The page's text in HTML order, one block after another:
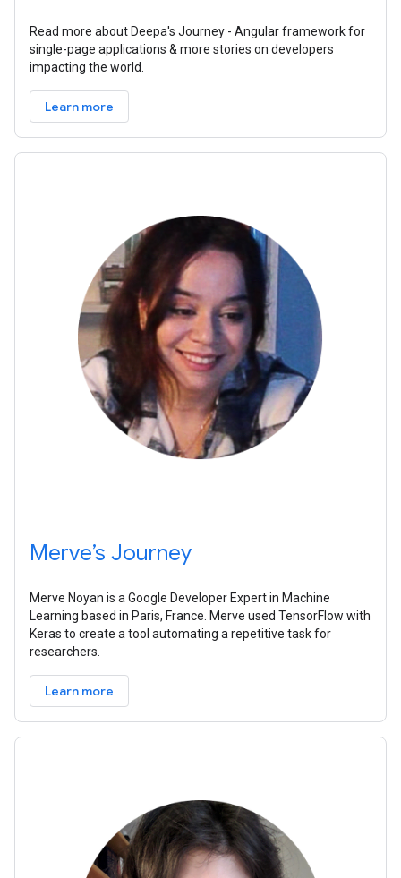
Read more about Deepa's Journey - Angular framework for
single-page applications & more stories on developers
impacting the world.
Learn more
Merve’s Journey
Merve Noyan is a Google Developer Expert in Machine
Learning based in Paris, France. Merve used TensorFlow with
Keras to create a tool automating a repetitive task for
researchers.
Learn more